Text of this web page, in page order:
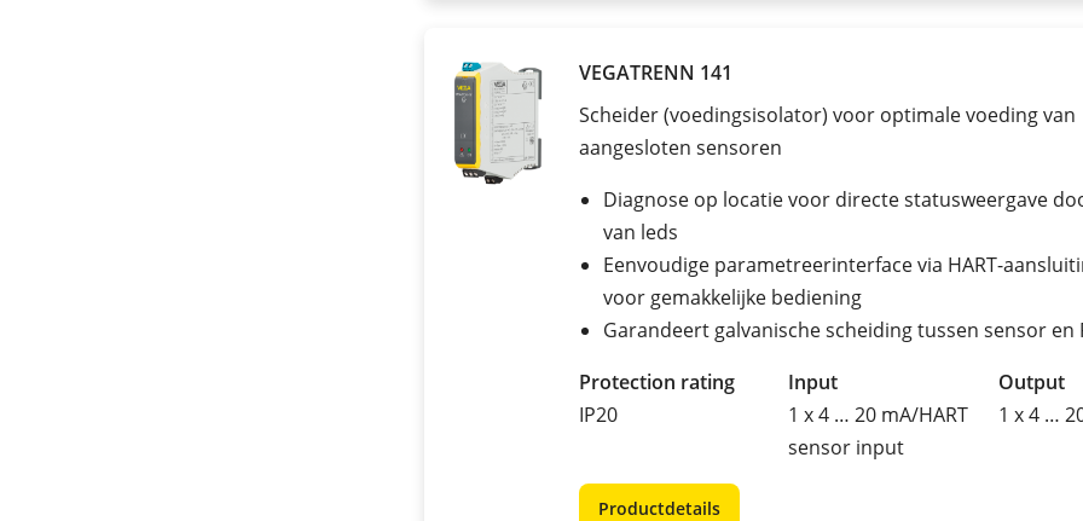
VEGATRENN 141
Scheider (voedingsisolator) voor optimale voeding van
aangesloten sensoren
Diagnose op locatie voor directe statusweergave
van leds
Eenvoudige parametreerinterface via HART-
voor gemakkelijke bediening
Garandeert galvanische scheiding tussen sensor en
Protection rating
IP20
Input
1 x 4 … 20 mA/HART
sensor input
Output
1 x 4 …
Productdetails